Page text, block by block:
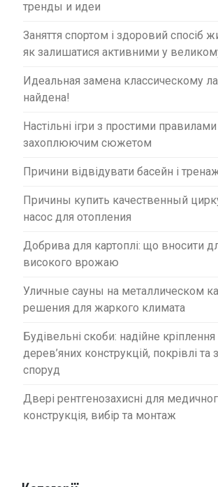
тренды и идеи
Заняття спортом і здоровий спосіб
як залишатися активними у
Идеальная замена классическому
найдена!
Настільні ігри з простими правилами
захоплюючим сюжетом
Причини відвідувати басейн і
Причины купить качественный
насос для отопления
Добрива для картоплі: що вносити
високого врожаю
Уличные сауны на металлическом
решения для жаркого климата
Будівельні скоби: надійне
дерев’яних конструкцій, покрівлі та
споруд
Двері рентгенозахисні для
конструкція, вибір та монтаж